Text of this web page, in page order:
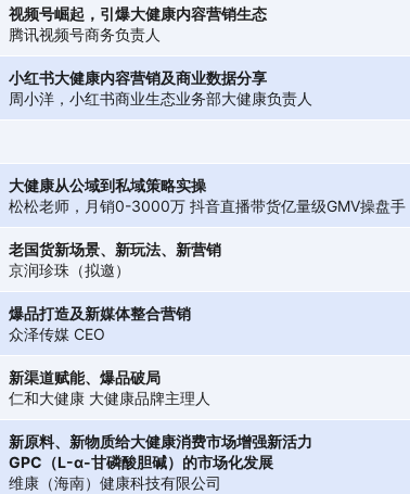
视频号崛起，引爆大健康内容营销生态
腾讯视频号商务负责人
小红书大健康内容营销及商业数据分享
周小洋，小红书商业生态业务部大健康负责人
大健康从公域到私域策略实操
松松老师，月销0-3000万 抖音直播带货亿量级GMV操盘手
老国货新场景、新玩法、新营销
京润珍珠（拟邀）
爆品打造及新媒体整合营销
众泽传媒 CEO
新渠道赋能、爆品破局
仁和大健康 大健康品牌主理人
新原料、新物质给大健康消费市场增强新活力
GPC（L-α-甘磷酸胆碱）的市场化发展
维康（海南）健康科技有限公司